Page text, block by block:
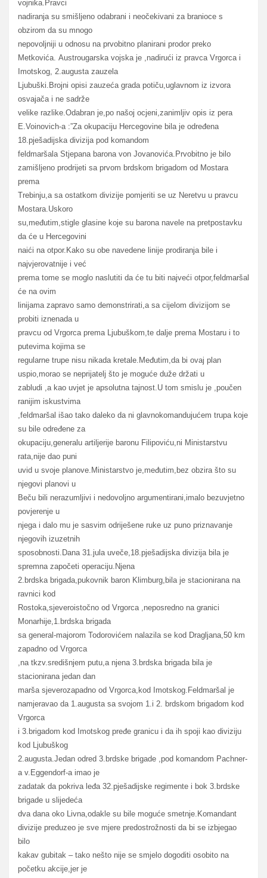
vojnika.Pravci
nadiranja su smišljeno odabrani i neočekivani za branioce s
obzirom da su mnogo
nepovoljniji u odnosu na prvobitno planirani prodor preko
Metkovića. Austrougarska vojska je ,nadirući iz pravca Vrgorca i
Imotskog, 2.augusta zauzela
Ljubuški.Brojni opisi zauzeća grada potiču,uglavnom iz izvora
osvajača i ne sadrže
velike razlike.Odabran je,po našoj ocjeni,zanimljiv opis iz pera
E.Voinovich-a :”Za okupaciju Hercegovine bila je određena
18.pješadijska divizija pod komandom
feldmaršala Stjepana barona von Jovanovića.Prvobitno je bilo
zamišljeno prodrijeti sa prvom brdskom brigadom od Mostara
prema
Trebinju,a sa ostatkom divizije pomjeriti se uz Neretvu u pravcu
Mostara.Uskoro
su,međutim,stigle glasine koje su barona navele na pretpostavku
da će u Hercegovini
naići na otpor.Kako su obe navedene linije prodiranja bile i
najvjerovatnije i već
prema tome se moglo naslutiti da će tu biti najveći otpor,feldmaršal
će na ovim
linijama zapravo samo demonstrirati,a sa cijelom divizijom se
probiti iznenada u
pravcu od Vrgorca prema Ljubuškom,te dalje prema Mostaru i to
putevima kojima se
regularne trupe nisu nikada kretale.Međutim,da bi ovaj plan
uspio,morao se neprijatelj što je moguće duže držati u
zabludi ,a kao uvjet je apsolutna tajnost.U tom smislu je ,poučen
ranijim iskustvima
,feldmaršal išao tako daleko da ni glavnokomandujućem trupa koje
su bile određene za
okupaciju,generalu artiljerije baronu Filipoviću,ni Ministarstvu
rata,nije dao puni
uvid u svoje planove.Ministarstvo je,međutim,bez obzira što su
njegovi planovi u
Beču bili nerazumljivi i nedovoljno argumentirani,imalo bezuvjetno
povjerenje u
njega i dalo mu je sasvim odriješene ruke uz puno priznavanje
njegovih izuzetnih
sposobnosti.Dana 31.jula uveče,18.pješadijska divizija bila je
spremna započeti operaciju.Njena
2.brdska brigada,pukovnik baron Klimburg,bila je stacionirana na
ravnici kod
Rostoka,sjeveroistočno od Vrgorca ,neposredno na granici
Monarhije,1.brdska brigada
sa general-majorom Todorovićem nalazila se kod Dragljana,50 km
zapadno od Vrgorca
,na tkzv.središnjem putu,a njena 3.brdska brigada bila je
stacionirana jedan dan
marša sjeverozapadno od Vrgorca,kod Imotskog.Feldmaršal je
namjeravao da 1.augusta sa svojom 1.i 2. brdskom brigadom kod
Vrgorca
i 3.brigadom kod Imotskog pređe granicu i da ih spoji kao diviziju
kod Ljubuškog
2.augusta.Jedan odred 3.brdske brigade ,pod komandom Pachner-
a v.Eggendorf-a imao je
zadatak da pokriva leđa 32.pješadijske regimente i bok 3.brdske
brigade u slijedeća
dva dana oko Livna,odakle su bile moguće smetnje.Komandant
divizije preduzeo je sve mjere predostrožnosti da bi se izbjegao
bilo
kakav gubitak – tako nešto nije se smjelo dogoditi osobito na
početku akcije,jer je